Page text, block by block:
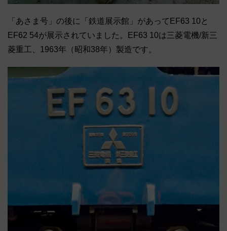
「あさま号」の後に「鉄道展示館」があってEF63 10と
EF62 54が展示されていました。EF63 10は三菱電機/新三
菱重工、1963年（昭和38年）製造です。